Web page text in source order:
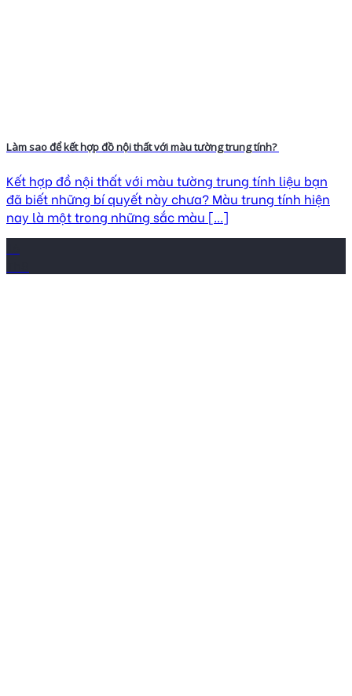
Làm sao để kết hợp đồ nội thất với màu tường trung tính?
Kết hợp đồ nội thất với màu tường trung tính liệu bạn
đã biết những bí quyết này chưa? Màu trung tính hiện
nay là một trong những sắc màu [...]